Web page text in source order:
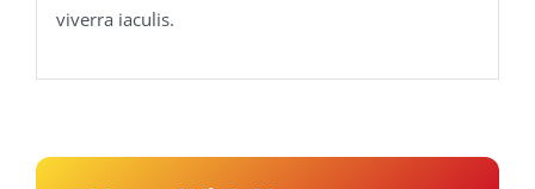
viverra iaculis.